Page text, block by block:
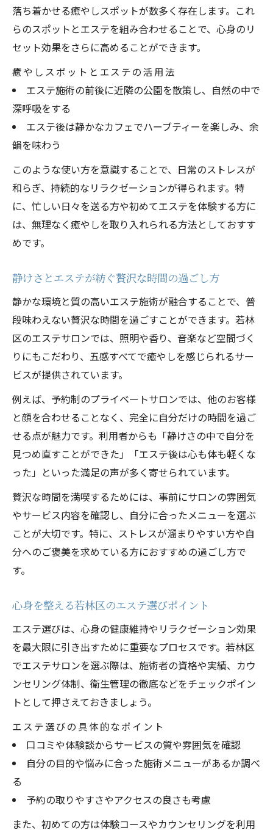
落ち着かせる癒やしスポットが数多く存在します。これ
らのスポットとエステを組み合わせることで、心身のリ
セット効果をさらに高めることができます。
癒やしスポットとエステの活用法
エステ施術の前後に近隣の公園を散策し、自然の中で
深呼吸をする
エステ後は静かなカフェでハーブティーを楽しみ、余
韻を味わう
このような使い方を意識することで、日常のストレスが
和らぎ、持続的なリラクゼーションが得られます。特
に、忙しい日々を送る方や初めてエステを体験する方に
は、無理なく癒やしを取り入れられる方法としておすす
めです。
静けさとエステが紡ぐ贅沢な時間の過ごし方
静かな環境と質の高いエステ施術が融合することで、普
段味わえない贅沢な時間を過ごすことができます。若林
区のエステサロンでは、照明や香り、音楽など空間づく
りにもこだわり、五感すべてで癒やしを感じられるサー
ビスが提供されています。
例えば、予約制のプライベートサロンでは、他のお客様
と顔を合わせることなく、完全に自分だけの時間を過ご
せる点が魅力です。利用者からも「静けさの中で自分を
見つめ直すことができた」「エステ後は心も体も軽くな
った」といった満足の声が多く寄せられています。
贅沢な時間を満喫するためには、事前にサロンの雰囲気
やサービス内容を確認し、自分に合ったメニューを選ぶ
ことが大切です。特に、ストレスが溜まりやすい方や自
分へのご褒美を求めている方におすすめの過ごし方で
す。
心身を整える若林区のエステ選びポイント
エステ選びは、心身の健康維持やリラクゼーション効果
を最大限に引き出すために重要なプロセスです。若林区
でエステサロンを選ぶ際は、施術者の資格や実績、カウ
ンセリング体制、衛生管理の徹底などをチェックポイン
トとして押さえておきましょう。
エステ選びの具体的なポイント
口コミや体験談からサービスの質や雰囲気を確認
自分の目的や悩みに合った施術メニューがあるか調べ
る
予約の取りやすさやアクセスの良さも考慮
また、初めての方は体験コースやカウンセリングを利用